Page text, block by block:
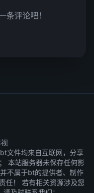
条评论吧！
文件均来自互联网，分享
本站服务器未保存任何影
不属于bt的提供者、制作
任！ 若有相关资源涉及您